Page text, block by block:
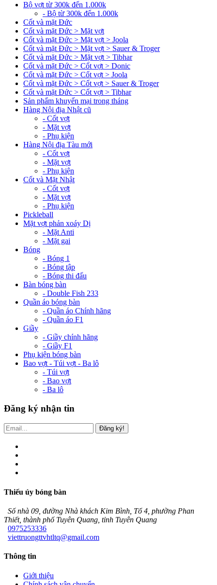
Bộ vợt từ 300k đến 1.000k
- Bộ từ 300k đến 1.000k
Cốt và mặt Đức
Cốt và mặt Đức > Mặt vợt
Cốt và mặt Đức > Mặt vợt > Joola
Cốt và mặt Đức > Mặt vợt > Sauer & Troger
Cốt và mặt Đức > Mặt vợt > Tibhar
Cốt và mặt Đức > Cốt vợt > Donic
Cốt và mặt Đức > Cốt vợt > Joola
Cốt và mặt Đức > Cốt vợt > Sauer & Troger
Cốt và mặt Đức > Cốt vợt > Tibhar
Sản phẩm khuyến mại trong tháng
Hàng Nội địa Nhật cũ
- Cốt vợt
- Mặt vợt
- Phụ kiện
Hàng Nội địa Tàu mới
- Cốt vợt
- Mặt vợt
- Phụ kiện
Cốt và Mặt Nhật
- Cốt vợt
- Mặt vợt
- Phụ kiện
Pickleball
Mặt vợt phản xoáy Dị
- Mặt Anti
- Mặt gai
Bóng
- Bóng 1
- Bóng tập
- Bóng thi đấu
Bàn bóng bàn
- Double Fish 233
Quần áo bóng bàn
- Quần áo Chính hãng
- Quần áo F1
Giầy
- Giầy chính hãng
- Giầy F1
Phụ kiện bóng bàn
Bao vợt - Túi vợt - Ba lô
- Túi vợt
- Bao vợt
- Ba lô
Đăng ký nhận tin
Đăng ký!
Thiếu úy bóng bàn
Số nhà 09, đường Nhà khách Kim Bình, Tổ 4, phường Phan
Thiết, thành phố Tuyên Quang, tỉnh Tuyên Quang
0975253336
viettruongttvhtltq@gmail.com
Thông tin
Giới thiệu